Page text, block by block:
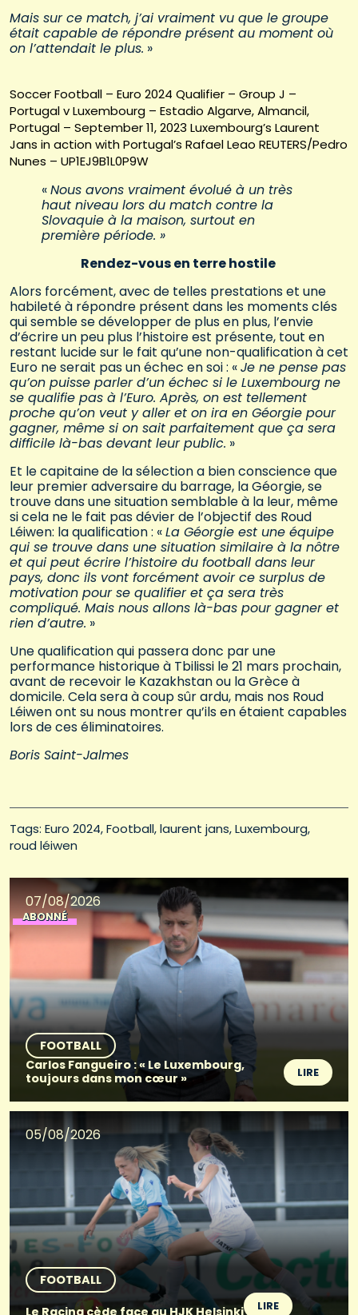
Mais sur ce match, j’ai vraiment vu que le groupe
était capable de répondre présent au moment où
on l’attendait le plus. »
Soccer Football – Euro 2024 Qualifier – Group J –
Portugal v Luxembourg – Estadio Algarve, Almancil,
Portugal – September 11, 2023 Luxembourg’s Laurent
Jans in action with Portugal’s Rafael Leao REUTERS/Pedro
Nunes – UP1EJ9B1L0P9W
«Nous avons vraiment évolué à un très
haut niveau lors du match contre la
Slovaquie à la maison, surtout en
première période. »
Rendez-vous en terre hostile
Alors forcément, avec de telles prestations et une
habileté à répondre présent dans les moments clés
qui semble se développer de plus en plus, l’envie
d’écrire un peu plus l’histoire est présente, tout en
restant lucide sur le fait qu’une non-qualification à cet
Euro ne serait pas un échec en soi : «Je ne pense pas
qu’on puisse parler d’un échec si le Luxembourg ne
se qualifie pas à l’Euro. Après, on est tellement
proche qu’on veut y aller et on ira en Géorgie pour
gagner, même si on sait parfaitement que ça sera
difficile là-bas devant leur public. »
Et le capitaine de la sélection a bien conscience que
leur premier adversaire du barrage, la Géorgie, se
trouve dans une situation semblable à la leur, même
si cela ne le fait pas dévier de l’objectif des Roud
Léiwen: la qualification : «La Géorgie est une équipe
qui se trouve dans une situation similaire à la nôtre
et qui peut écrire l’histoire du football dans leur
pays, donc ils vont forcément avoir ce surplus de
motivation pour se qualifier et ça sera très
compliqué. Mais nous allons là-bas pour gagner et
rien d’autre. »
Une qualification qui passera donc par une
performance historique à Tbilissi le 21 mars prochain,
avant de recevoir le Kazakhstan ou la Grèce à
domicile. Cela sera à coup sûr ardu, mais nos Roud
Léiwen ont su nous montrer qu’ils en étaient capables
lors de ces éliminatoires.
Boris Saint-Jalmes
Tags: Euro 2024 Football laurent jans Luxembourg
roud léiwen
07/08/2026
ABONNÉ
FOOTBALL
Carlos Fangueiro : « Le Luxembourg,
toujours dans mon cœur »
LIRE
05/08/2026
FOOTBALL
Le Racing cède face au HJK Helsinki
LIRE